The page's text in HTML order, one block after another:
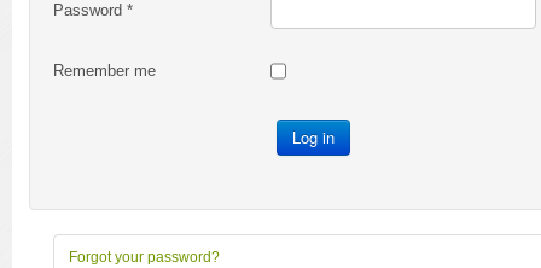
Password *
Remember me
Log in
Forgot your password?